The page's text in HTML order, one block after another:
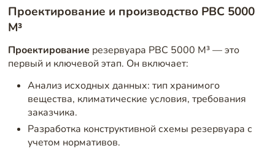
Проектирование и производство РВС 5000
М³
Проектированиерезервуара РВС 5000 М³ — это
первый и ключевой этап. Он включает:
Анализ исходных данных: тип хранимого
вещества, климатические условия, требования
заказчика.
Разработка конструктивной схемы резервуара с
учетом нормативов.